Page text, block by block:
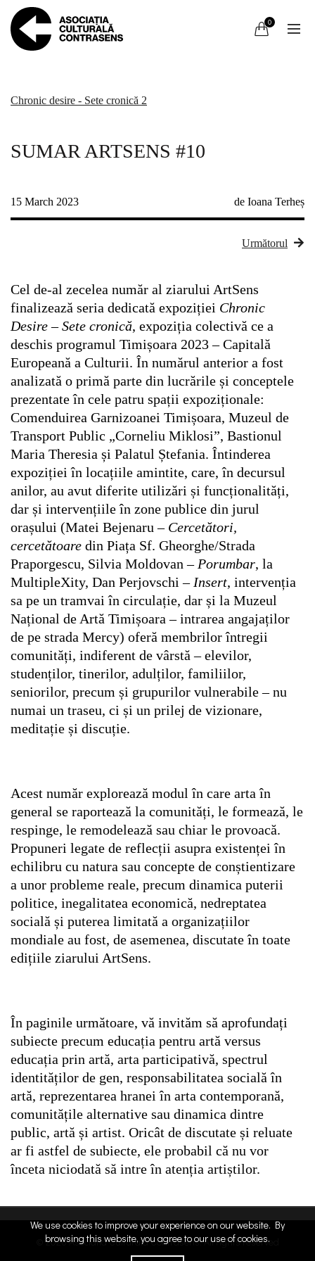
0
Chronic desire - Sete cronică 2
SUMAR ARTSENS #10
15 March 2023 de Ioana Terheș
Următorul
Cel de-al zecelea număr al ziarului ArtSens
finalizează seria dedicată expoziției Chronic
Desire – Sete cronică, expoziția colectivă ce a
deschis programul Timișoara 2023 – Capitală
Europeană a Culturii. În numărul anterior a fost
analizată o primă parte din lucrările și conceptele
prezentate în cele patru spații expoziționale:
Comenduirea Garnizoanei Timișoara, Muzeul de
Transport Public „Corneliu Miklosi”, Bastionul
Maria Theresia și Palatul Ștefania. Întinderea
expoziției în locațiile amintite, care, în decursul
anilor, au avut diferite utilizări și funcționalități,
dar și intervențiile în zone publice din jurul
orașului (Matei Bejenaru – Cercetători,
cercetătoare din Piața Sf. Gheorghe/Strada
Praporgescu, Silvia Moldovan – Porumbar, la
MultipleXity, Dan Perjovschi – Insert, intervenția
sa pe un tramvai în circulație, dar și la Muzeul
Național de Artă Timișoara – intrarea angajaților
de pe strada Mercy) oferă membrilor întregii
comunități, indiferent de vârstă – elevilor,
studenților, tinerilor, adulților, familiilor,
seniorilor, precum și grupurilor vulnerabile – nu
numai un traseu, ci și un prilej de vizionare,
meditație și discuție.
Acest număr explorează modul în care arta în
general se raportează la comunități, le formează, le
respinge, le remodelează sau chiar le provoacă.
Propuneri legate de reflecții asupra existenței în
echilibru cu natura sau concepte de conștientizare
a unor probleme reale, precum dinamica puterii
politice, inegalitatea economică, nedreptatea
socială și puterea limitată a organizațiilor
mondiale au fost, de asemenea, discutate în toate
edițiile ziarului ArtSens.
În paginile următoare, vă invităm să aprofundați
subiecte precum educația pentru artă versus
educația prin artă, arta participativă, spectrul
identităților de gen, responsabilitatea socială în
artă, reprezentarea hranei în arta contemporană,
comunitățile alternative sau dinamica dintre
public, artă și artist. Oricât de discutate și reluate
ar fi astfel de subiecte, ele probabil că nu vor
înceta niciodată să intre în atenția artiștilor.
© 2026Asociatia Culturala Contrasens. All rights reserved
We use cookies to improve your experience on our website. By
browsing this website, you agree to our use of cookies.